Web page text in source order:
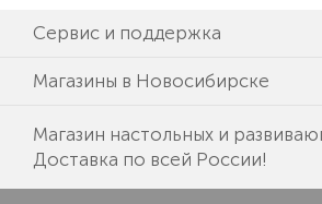
Сервис и поддержка
Магазины в Новосибирске
Магазин настольных и
Доставка по всей России!